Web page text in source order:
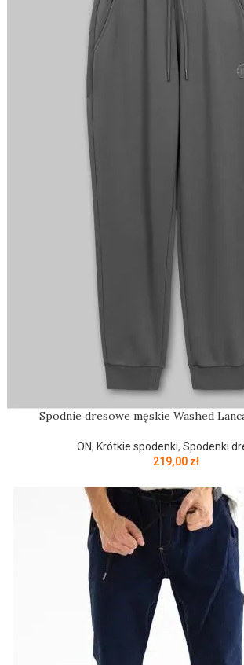
Spodnie dresowe męskie Washed
ON, Krótkie spodenki, Spodenki
219,00 zł